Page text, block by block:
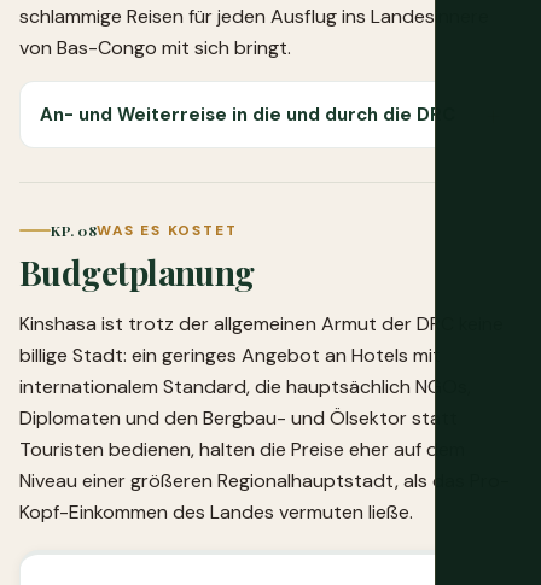
schlammige Reisen für jeden Ausflug ins Landesinnere
von Bas-Congo mit sich bringt.
An- und Weiterreise in die und durch die DRC
KP. 08WAS ES KOSTET
Budgetplanung
Kinshasa ist trotz der allgemeinen Armut der DRC keine
billige Stadt: ein geringes Angebot an Hotels mit
internationalem Standard, die hauptsächlich NGOs,
Diplomaten und den Bergbau- und Ölsektor statt
Touristen bedienen, halten die Preise eher auf dem
Niveau einer größeren Regionalhauptstadt, als das Pro-
Kopf-Einkommen des Landes vermuten ließe.